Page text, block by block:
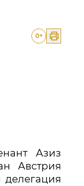
0+
Азиз
Австрия